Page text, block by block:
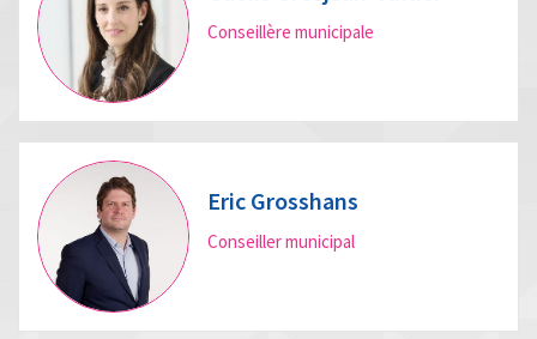
Conseillère municipale
Eric Grosshans
Conseiller municipal